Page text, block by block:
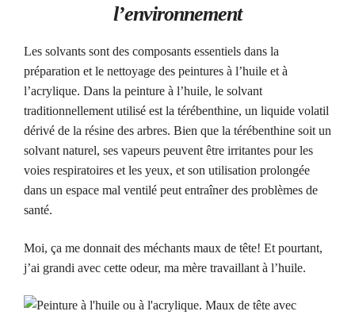
l’environnement
Les solvants sont des composants essentiels dans la
préparation et le nettoyage des peintures à l’huile et à
l’acrylique. Dans la peinture à l’huile, le solvant
traditionnellement utilisé est la térébenthine, un liquide volatil
dérivé de la résine des arbres. Bien que la térébenthine soit un
solvant naturel, ses vapeurs peuvent être irritantes pour les
voies respiratoires et les yeux, et son utilisation prolongée
dans un espace mal ventilé peut entraîner des problèmes de
santé.
Moi, ça me donnait des méchants maux de tête! Et pourtant,
j’ai grandi avec cette odeur, ma mère travaillant à l’huile.